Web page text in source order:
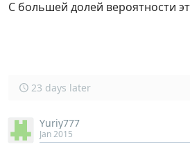
С большей долей вероятности
23 days later
Yuriy777
Jan 2015